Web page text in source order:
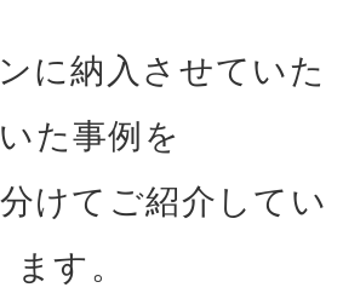
に納入させていた
た事例を
けてご紹介してい
ます。